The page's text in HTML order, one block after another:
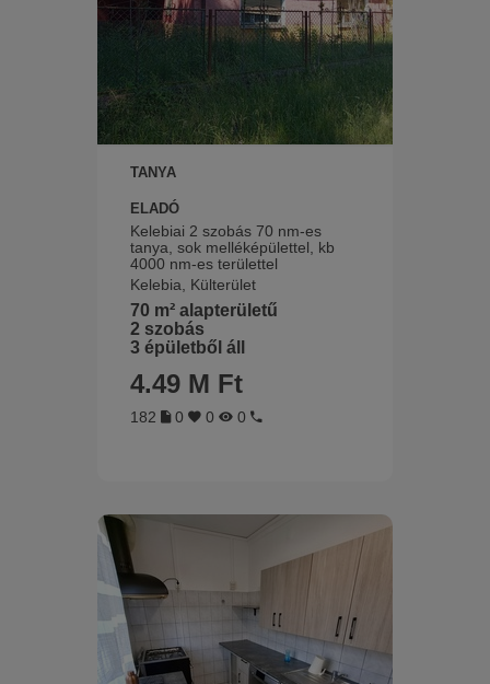
TANYA
ELADÓ
Kelebiai 2 szobás 70 nm-es
tanya, sok melléképülettel, kb
4000 nm-es területtel
Kelebia, Külterület
70 m² alapterületű
2 szobás
3 épületből áll
4.49 M Ft
182 0 0 0